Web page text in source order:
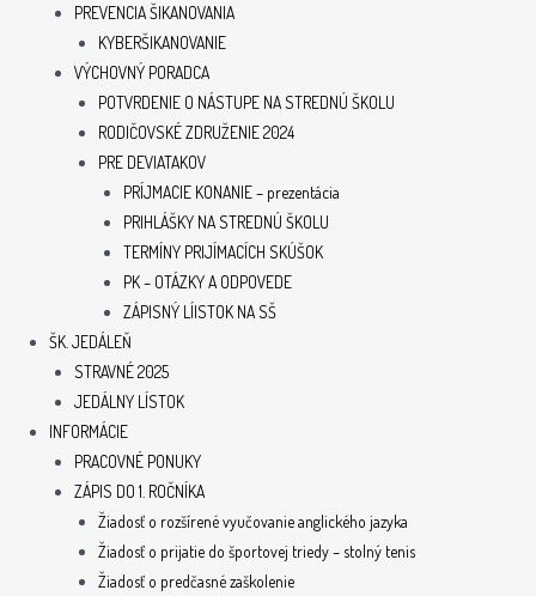
PREVENCIA ŠIKANOVANIA
KYBERŠIKANOVANIE
VÝCHOVNÝ PORADCA
POTVRDENIE O NÁSTUPE NA STREDNÚ ŠKOLU
RODIČOVSKÉ ZDRUŽENIE 2024
PRE DEVIATAKOV
PRÍJMACIE KONANIE – prezentácia
PRIHLÁŠKY NA STREDNÚ ŠKOLU
TERMÍNY PRIJÍMACÍCH SKÚŠOK
PK – OTÁZKY A ODPOVEDE
ZÁPISNÝ LÍISTOK NA SŠ
ŠK. JEDÁLEŇ
STRAVNÉ 2025
JEDÁLNY LÍSTOK
INFORMÁCIE
PRACOVNÉ PONUKY
ZÁPIS DO 1. ROČNÍKA
Žiadosť o rozšírené vyučovanie anglického jazyka
Žiadosť o prijatie do športovej triedy – stolný tenis
Žiadosť o predčasné zaškolenie